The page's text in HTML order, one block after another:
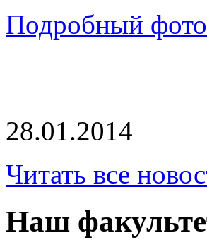
Подробный
28.01.2014
Читать все
Наш